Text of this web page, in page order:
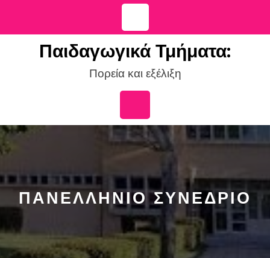
content
Παιδαγωγικά Τμήματα:
Πορεία και εξέλιξη
Button
ΠΑΝΕΛΛΉΝΙΟ ΣΥΝΈΔΡΙΟ